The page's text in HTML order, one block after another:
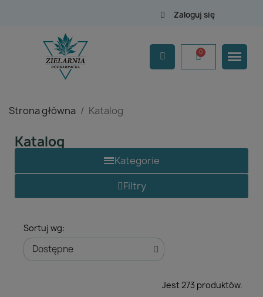
Zaloguj się
Strona główna Katalog
Katalog
Przyprawy
Nasiona, łupiny, orzechy, produkty pszczele, suszone
Zioła dla rozruszania — podagrycznik, boswellia,
Filtry
Sortuj wg:
Jest 273 produktów.